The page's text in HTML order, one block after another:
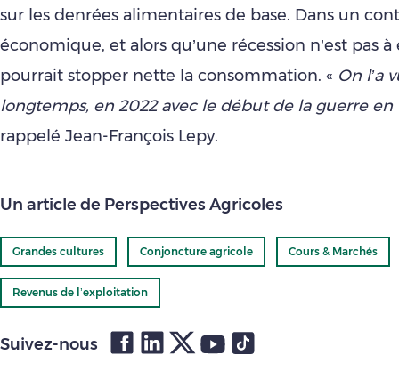
sur les denrées alimentaires de base. Dans un
économique, et alors qu’une récession n’est pas à
pourrait stopper nette la consommation. « On l’a
longtemps, en 2022 avec le début de la guerre en
rappelé Jean-François Lepy.
Un article de Perspectives Agricoles
Grandes cultures Conjoncture agricole Cours & Marchés
Revenus de l’exploitation
Suivez-nous